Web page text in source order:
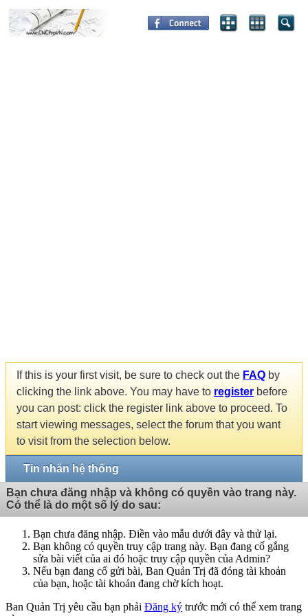
If this is your first visit, be sure to check out the FAQ by
clicking the link above. You may have to register before
you can post: click the register link above to proceed. To
start viewing messages, select the forum that you want
to visit from the selection below.
Tin nhắn hệ thống
Bạn chưa đăng nhập và không có quyền vào trang này.
Có thể là do một số lý do sau:
Bạn chưa đăng nhập. Điền vào mẫu dưới đây và thử lại.
Bạn không có quyền truy cập trang này. Bạn đang cố gắng
sửa bài viết của ai đó hoặc truy cập quyền của Admin?
Nếu bạn đang cố gửi bài, Ban Quản Trị đã đóng tài khoản
của bạn, hoặc tài khoản đang chờ kích hoạt.
Ban Quản Trị yêu cầu bạn phải Đăng ký trước mới có thể xem trang